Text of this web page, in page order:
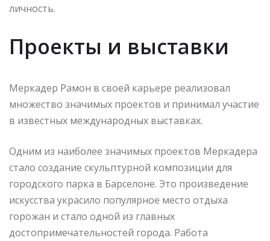
личность.
Проекты и выставки
Меркадер Рамон в своей карьере реализовал
множество значимых проектов и принимал участие
в известных международных выставках.
Одним из наиболее значимых проектов Меркадера
стало создание скульптурной композиции для
городского парка в Барселоне. Это произведение
искусства украсило популярное место отдыха
горожан и стало одной из главных
достопримечательностей города. Работа